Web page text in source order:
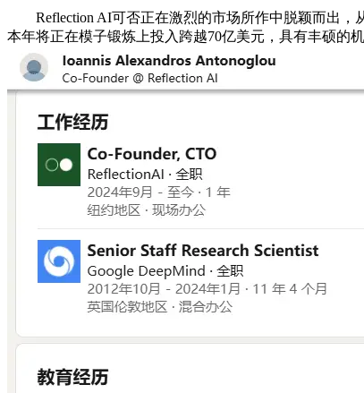
Reflection AI可否正在激烈的市场所作中脱颖而出，
本年将正在模子锻炼上投入跨越70亿美元，具有丰硕的